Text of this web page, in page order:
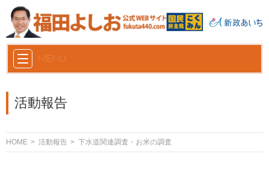
MENU
お問い合わせ
活動報告
HOME 活動報告 下水道関連調査・お米の調査